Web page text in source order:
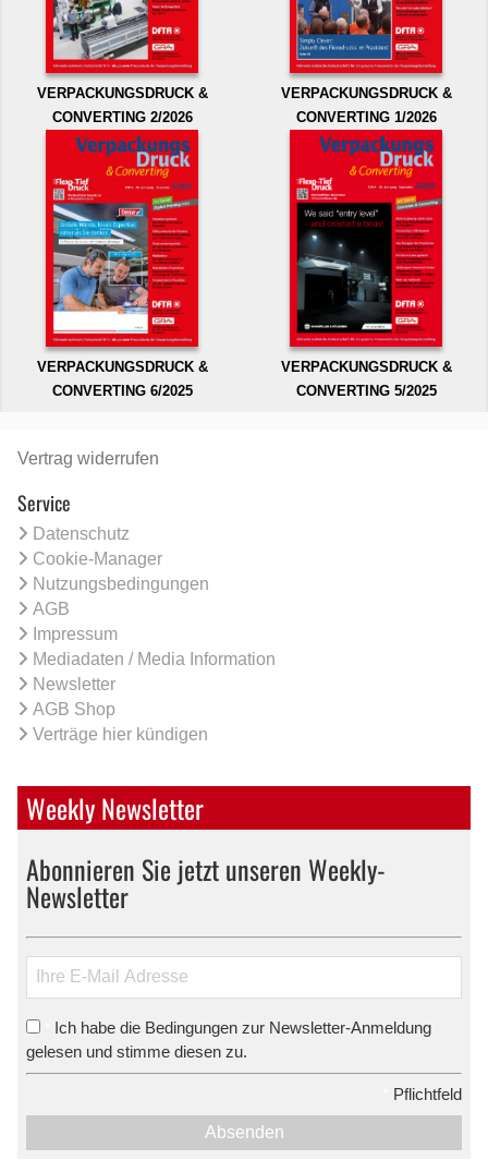
VERPACKUNGSDRUCK &
CONVERTING 2/2026
VERPACKUNGSDRUCK &
CONVERTING 1/2026
VERPACKUNGSDRUCK &
CONVERTING 6/2025
VERPACKUNGSDRUCK &
CONVERTING 5/2025
Vertrag widerrufen
Service
Datenschutz
Cookie-Manager
Nutzungsbedingungen
AGB
Impressum
Mediadaten / Media Information
Newsletter
AGB Shop
Verträge hier kündigen
Weekly Newsletter
Abonnieren Sie jetzt unseren Weekly-
Newsletter
Ich habe die Bedingungen zur Newsletter-Anmeldung
gelesen und stimme diesen zu.
Pflichtfeld
Absenden